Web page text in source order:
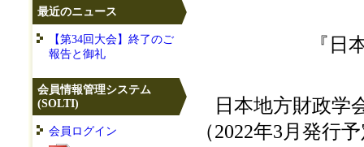
『日
日本地方財政学
（2022年3月発行
最近のニュース
【第34回大会】終了のご
報告と御礼
会員情報管理システム
(SOLTI)
会員ログイン